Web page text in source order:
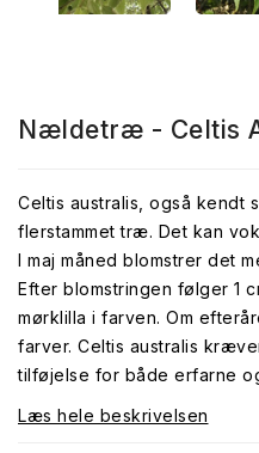
Nældetræ - Celtis
Celtis australis, også kendt
flerstammet træ. Det kan
I maj måned blomstrer det
Efter blomstringen følger 1
mørklilla i farven. Om
farver. Celtis australis
tilføjelse for både erfarne
Læs hele beskrivelsen